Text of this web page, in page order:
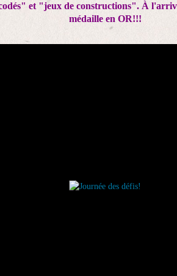
et "jeux de constructions". À
médaille en OR!!!